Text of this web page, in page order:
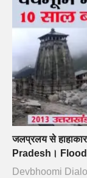
जलप्रलय से
Pradesh।
Devbhoomi